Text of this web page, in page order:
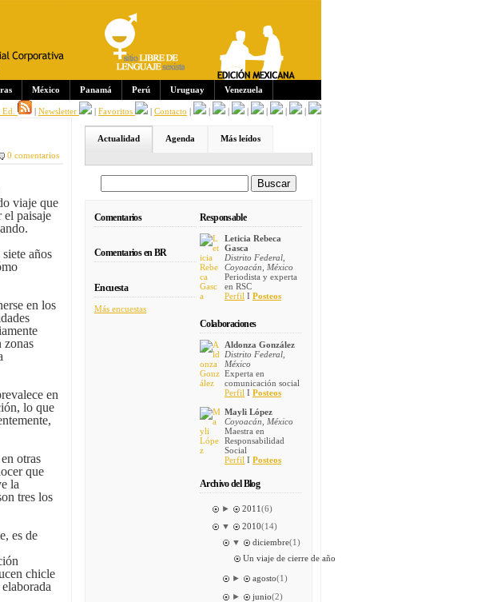
México Panamá Perú Uruguay Venezuela
| Newsletter | Favoritos | Contacto | | | | | | |
0 comentarios
viaje que
el paisaje
años
en los
zonas
en
lo que
otras
que
la
tres los
es de
chicle
Actualidad Agenda Más leídos
Comentarios
Comentarios en BR
Encuesta
Más encuestas
Responsable
Leticia Rebeca
Gasca
Distrito Federal,
Coyoacán, México
Periodista y experta
en RSC
Perfil I Posteos
Colaboraciones
Aldonza González
Distrito Federal,
México
Experta en
comunicación social
Perfil I Posteos
Mayli López
Coyoacán, México
Maestra en
Responsabilidad
Social
Perfil I Posteos
Archivo del Blog
► 2011(6)
▼
2010(14)
▼
diciembre(1)
Un viaje de cierre de año
► agosto(1)
►
junio(2)